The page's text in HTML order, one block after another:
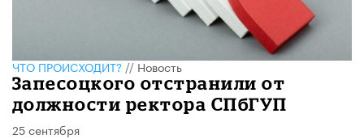
ЧТО ПРОИСХОДИТ?//Новость
Запесоцкого отстранили от
должности ректора СПбГУП
25 сентября